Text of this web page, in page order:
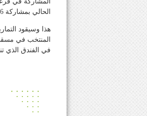
الحالي بمشاركة 16 منتخباً عربياً.
هذا وسيقود
المنتخب في
في الفندق الذي